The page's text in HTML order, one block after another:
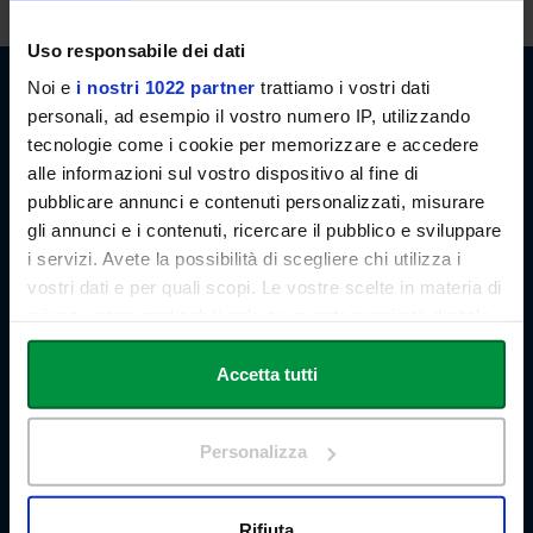
Uso responsabile dei dati
Noi e i nostri 1022 partner trattiamo i vostri dati
personali, ad esempio il vostro numero IP, utilizzando
tecnologie come i cookie per memorizzare e accedere
alle informazioni sul vostro dispositivo al fine di
pubblicare annunci e contenuti personalizzati, misurare
gli annunci e i contenuti, ricercare il pubblico e sviluppare
i servizi. Avete la possibilità di scegliere chi utilizza i
vostri dati e per quali scopi. Le vostre scelte in materia di
in cui avete effettuato le vostre scelte. È possibile
modificare o revocare il proprio consenso in qualsiasi
momento dalla Dichiarazione sui cookie o facendo clic
Con il tuo consenso, vorremmo anche:
raccogliere informazioni sulla tua posizione
Accetta tutti
Personalizza
Link Campus University
Via del Casale di San Pio V, 44
P. IVA: 11933781004
Email:info@unilink.it
Tel:+39 06 3400 6000
Email Orientamento:
orientamento@unilink.it
SHORTCUTS
The Branches
Statute and Regulations
Tender Announcements and Competitions